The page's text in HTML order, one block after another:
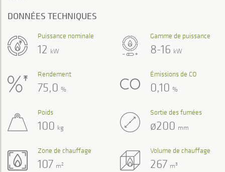
DONNÉES TECHNIQUES
Gamme de puissance
8-16 kW
Puissance nominale
12 kW
Rendement
75,0 %
Émissions de CO
0,10 %
Volume de chauffage
267 m3
Zone de chauffage
107 m2
Poids
100 kg
Sortie des fumées
ø200 mm